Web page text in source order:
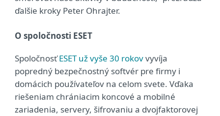
ďalšie kroky Peter Ohrajter.
O spoločnosti ESET
SpoločnosťESET už vyše 30 rokovvyvíja
popredný bezpečnostný softvér pre firmy i
domácich používateľov na celom svete. Vďaka
riešeniam chrániacim koncové a mobilné
zariadenia, servery, šifrovaniu a dvojfaktorovej